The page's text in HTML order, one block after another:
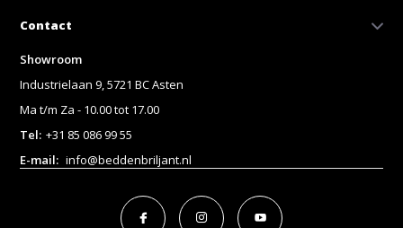
Contact
Showroom
Industrielaan 9, 5721 BC Asten
Ma t/m Za - 10.00 tot 17.00
Tel: +31 85 086 99 55
E-mail: info@beddenbriljant.nl